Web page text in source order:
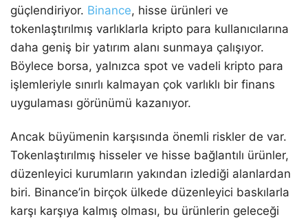
güçlendiriyor. Binance, hisse ürünleri ve
tokenlaştırılmış varlıklarla kripto para kullanıcılarına
daha geniş bir yatırım alanı sunmaya çalışıyor.
Böylece borsa, yalnızca spot ve vadeli kripto para
işlemleriyle sınırlı kalmayan çok varlıklı bir finans
uygulaması görünümü kazanıyor.
Ancak büyümenin karşısında önemli riskler de var.
Tokenlaştırılmış hisseler ve hisse bağlantılı ürünler,
düzenleyici kurumların yakından izlediği alanlardan
biri. Binance’in birçok ülkede düzenleyici baskılarla
karşı karşıya kalmış olması, bu ürünlerin geleceği